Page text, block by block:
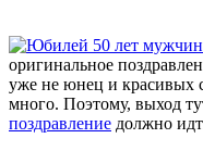
оригинальное
уже не юнец и красивых
много. Поэтому, выход
поздравление должно